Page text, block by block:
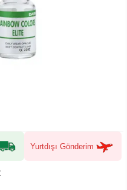
Yurtdışı Gönderim